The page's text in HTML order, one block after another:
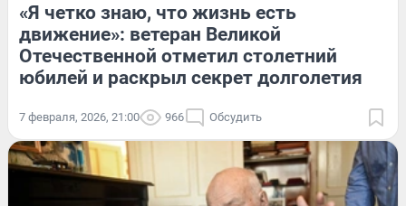
«Я четко знаю, что жизнь есть
движение»: ветеран Великой
Отечественной отметил столетний
юбилей и раскрыл секрет долголетия
7 февраля, 2026, 21:00 966 Обсудить